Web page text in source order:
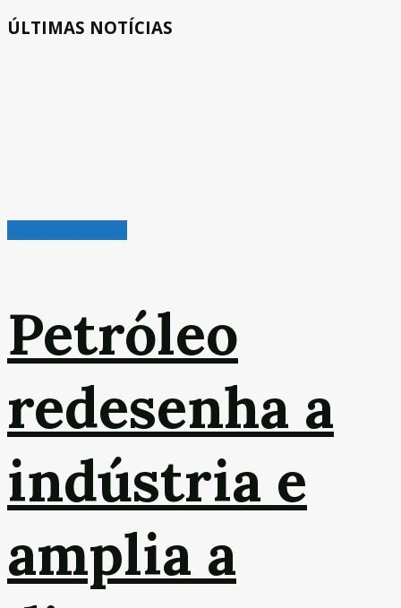
ÚLTIMAS NOTÍCIAS
Petróleo
redesenha a
indústria e
amplia a